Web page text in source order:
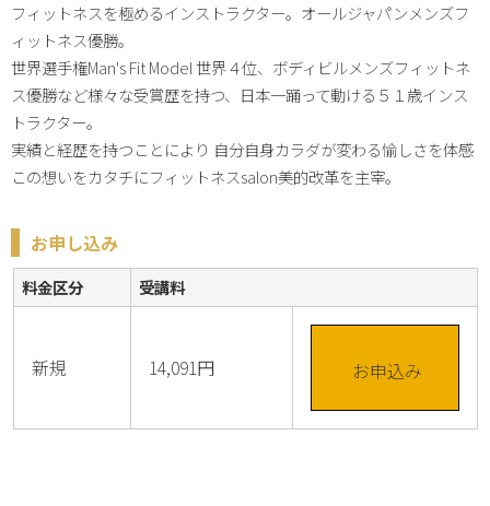
フィットネスを極めるインストラクター。オールジャパンメンズフ
ィットネス優勝。
世界選手権Man's Fit Model 世界４位、ボディビルメンズフィットネ
ス優勝など様々な受賞歴を持つ、日本一踊って動ける５１歳インス
トラクター。
実績と経歴を持つことにより 自分自身カラダが変わる愉しさを体感
この想いをカタチにフィットネスsalon美的改革を主宰。
お申し込み
料金区分 受講料
新規 14,091円 お申込み